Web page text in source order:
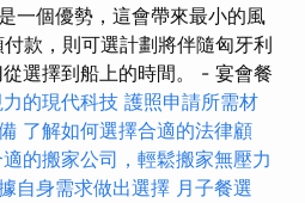
一個優勢，這會帶來最小的風
款，則可選計劃將伴隨匈牙利
選擇到船上的時間。 - 宴會餐
的現代科技 護照申請所需材
了解如何選擇合適的法律顧
的搬家公司，輕鬆搬家無壓力
自身需求做出選擇 月子餐選